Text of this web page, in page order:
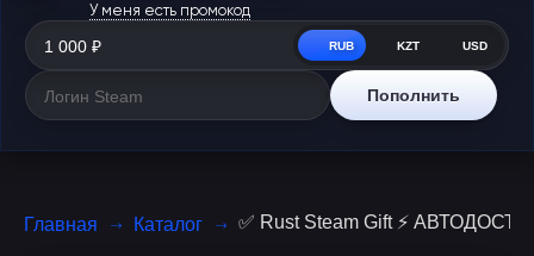
У меня есть промокод
RUB KZT USD
Пополнить
Главная Каталог ✅ Rust Steam Gift ⚡